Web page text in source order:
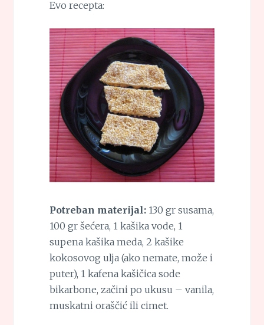
Evo recepta:
Potreban materijal:130 gr susama,
100 gr šećera, 1 kašika vode, 1
supena kašika meda, 2 kašike
kokosovog ulja (ako nemate, može i
puter), 1 kafena kašičica sode
bikarbone, začini po ukusu – vanila,
muskatni oraščić ili cimet.